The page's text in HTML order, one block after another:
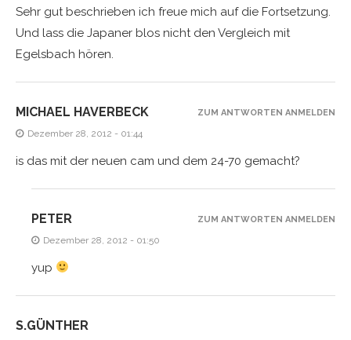
Sehr gut beschrieben ich freue mich auf die Fortsetzung.
Und lass die Japaner blos nicht den Vergleich mit
Egelsbach hören.
MICHAEL HAVERBECK
Dezember 28, 2012 - 01:44
is das mit der neuen cam und dem 24-70 gemacht?
ZUM ANTWORTEN ANMELDEN
PETER
Dezember 28, 2012 - 01:50
yup
ZUM ANTWORTEN ANMELDEN
S.GÜNTHER